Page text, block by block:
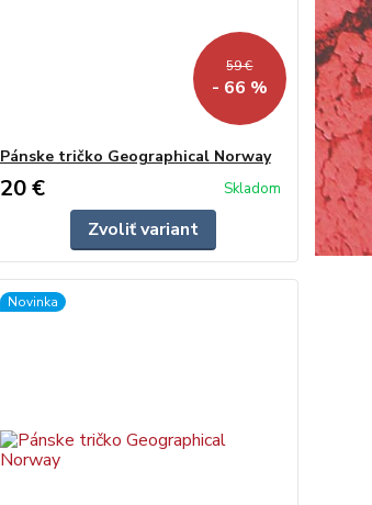
59 €
- 66 %
Pánske tričko Geographical Norway
20 € Skladom
Zvoliť variant
Novinka